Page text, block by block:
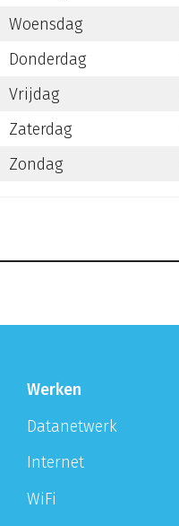
Woensdag
Donderdag
Vrijdag
Zaterdag
Zondag
Werken
Datanetwerk
Internet
WiFi